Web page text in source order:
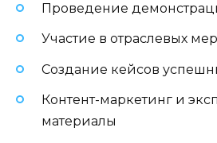
Проведение
Участие в отраслевых
Создание кейсов
Контент-маркетинг и
материалы